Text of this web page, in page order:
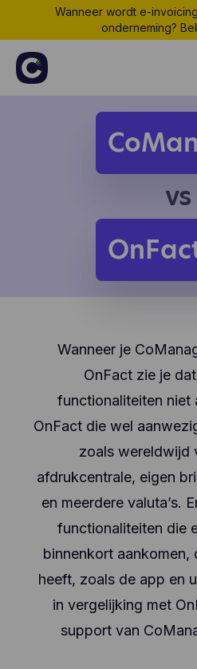
Wanneer wordt e-
onderneming?
vs
Wanneer je
OnFact zie je
functionaliteiten niet
OnFact die wel
zoals wereldwijd
afdrukcentrale, eigen
en meerdere valuta’s.
functionaliteiten die
binnenkort aankomen,
heeft, zoals de app en
in vergelijking met
support van